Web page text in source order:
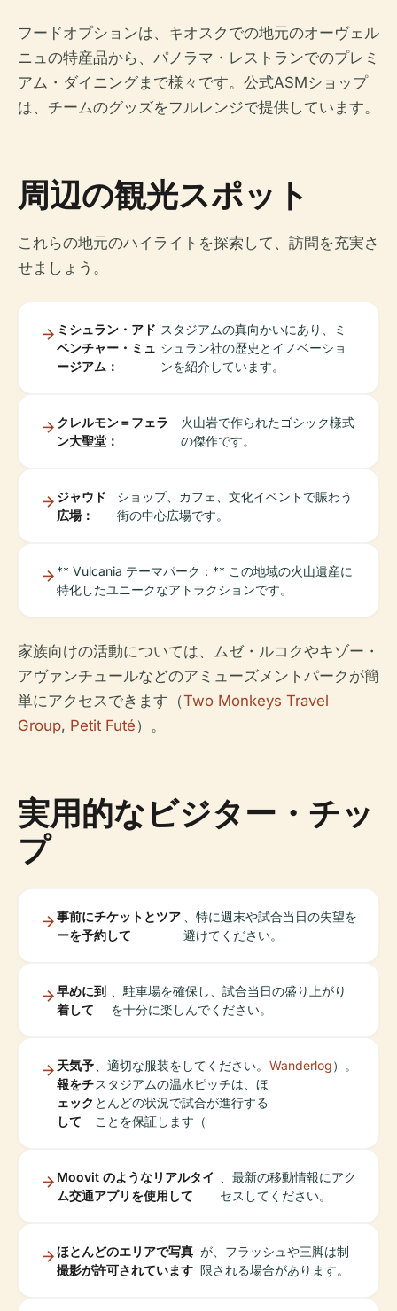
フードオプションは、キオスクでの地元のオーヴェル
ニュの特産品から、パノラマ・レストランでのプレミ
アム・ダイニングまで様々です。公式ASMショップ
は、チームのグッズをフルレンジで提供しています。
周辺の観光スポット
これらの地元のハイライトを探索して、訪問を充実さ
せましょう。
ミシュラン・アド
ベンチャー・ミュ
ージアム：
スタジアムの真向かいにあり、ミ
シュラン社の歴史とイノベーショ
ンを紹介しています。
クレルモン＝フェラ
ン大聖堂：
火山岩で作られたゴシック様式
の傑作です。
ジャウド
広場：
ショップ、カフェ、文化イベントで賑わう
街の中心広場です。
** Vulcania テーマパーク：** この地域の火山遺産に
特化したユニークなアトラクションです。
家族向けの活動については、ムゼ・ルコクやキゾー・
アヴァンチュールなどのアミューズメントパークが簡
単にアクセスできます（Two Monkeys Travel
Group, Petit Futé）。
実用的なビジター・チッ
プ
事前にチケットとツア
ーを予約して
、特に週末や試合当日の失望を
避けてください。
早めに到
着して
、駐車場を確保し、試合当日の盛り上がり
を十分に楽しんでください。
天気予
報をチ
ェック
して
、適切な服装をしてください。
スタジアムの温水ピッチは、ほ
とんどの状況で試合が進行する
ことを保証します（
Wanderlog）。
Moovit のようなリアルタイ
ム交通アプリを使用して
、最新の移動情報にアク
セスしてください。
ほとんどのエリアで写真
撮影が許可されています
が、フラッシュや三脚は制
限される場合があります。